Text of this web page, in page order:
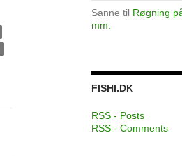
Sanne til Røgning
mm.
FISHI.DK
RSS - Posts
RSS - Comments